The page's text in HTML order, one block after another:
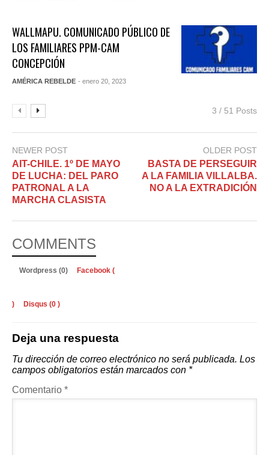
WALLMAPU. COMUNICADO PÚBLICO DE
LOS FAMILIARES PPM-CAM
CONCEPCIÓN
AMÉRICA REBELDE - enero 20, 2023
3 / 51 Posts
NEWER POST
AIT-CHILE. 1º DE MAYO
DE LUCHA: DEL PARO
PATRONAL A LA
MARCHA CLASISTA
OLDER POST
BASTA DE PERSEGUIR
A LA FAMILIA VILLALBA.
NO A LA EXTRADICIÓN
COMMENTS
Wordpress (0) Facebook (
) Disqus (0 )
Deja una respuesta
Tu dirección de correo electrónico no será publicada. Los
campos obligatorios están marcados con *
Comentario *